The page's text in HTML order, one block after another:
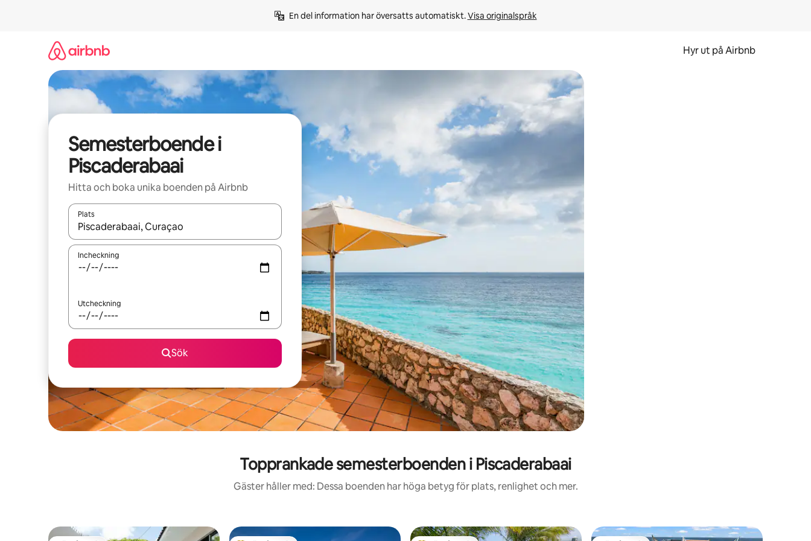
En del information har översatts automatiskt. Visa originalspråk
Hyr ut på Airbnb
Semesterboende i
Piscaderabaai
Hitta och boka unika boenden på Airbnb
Plats
När resultaten är tillgängliga kan du navigera med upp- och nedåtpilarna eller utforska genom att trycka eller svepa.
Incheckning
Utcheckning
Sök
Topprankade semesterboenden i Piscaderabaai
Gäster håller med: Dessa boenden har höga betyg för plats, renlighet och mer.